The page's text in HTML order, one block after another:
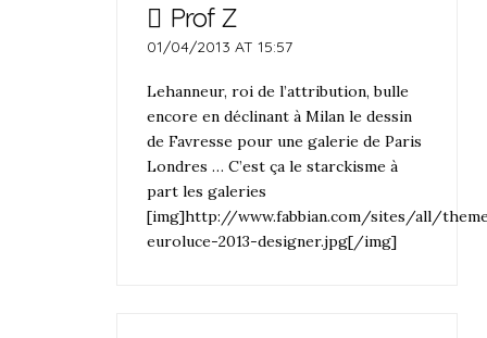
Prof Z
01/04/2013 AT 15:57
Lehanneur, roi de l’attribution, bulle
encore en déclinant à Milan le dessin
de Favresse pour une galerie de Paris
Londres … C’est ça le starckisme à
part les galeries
[img]http://www.fabbian.com/sites/all/
euroluce-2013-designer.jpg[/img]